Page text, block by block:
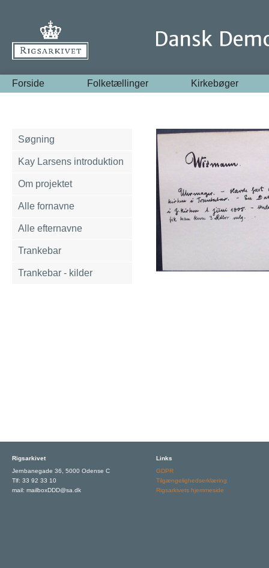
Forside Folketællinger Kirkebøger
Søgning
Kay Larsens introduktion
Om projektet
Alle fornavne
Alle efternavne
Trankebar
Trankebar - kilder
Rigsarkivet
Jernbanegade 36, 5000 Odense C
Tlf: 33 92 33 10
mail: mailboxDDD@sa.dk
Links
GDPR
Tilgængelighedserklæring
Rigsarkivets hjemmeside